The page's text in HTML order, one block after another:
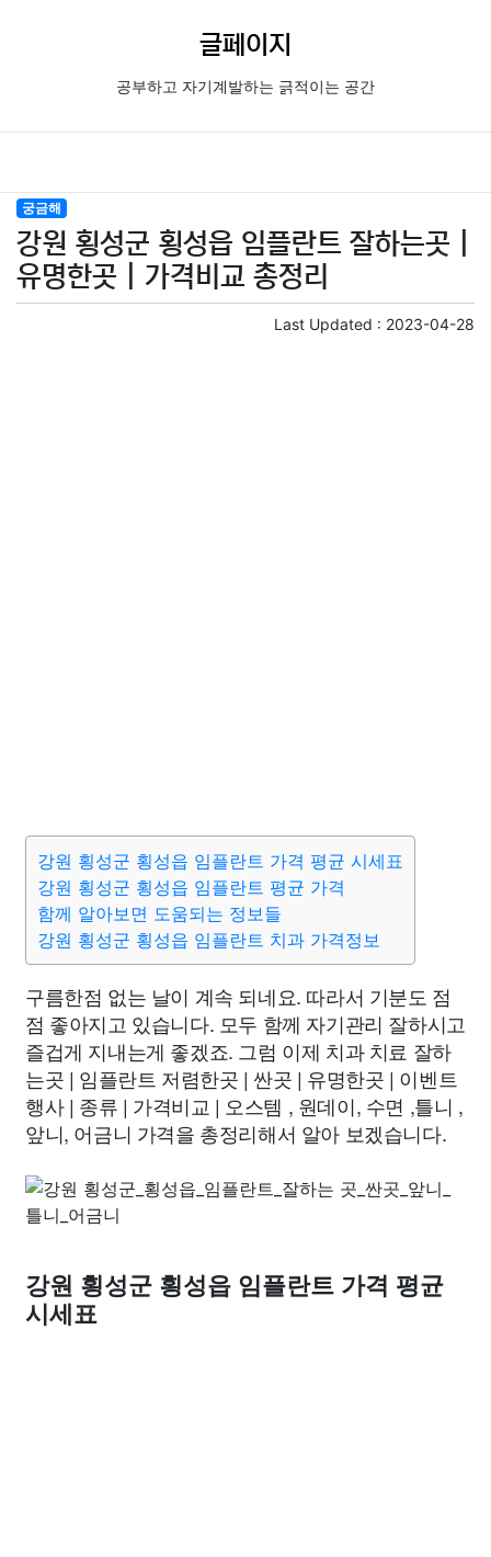
글페이지
공부하고 자기계발하는 긁적이는 공간
궁금해
강원 횡성군 횡성읍 임플란트 잘하는곳 |
유명한곳 | 가격비교 총정리
Last Updated : 2023-04-28
강원 횡성군 횡성읍 임플란트 가격 평균 시세표
강원 횡성군 횡성읍 임플란트 평균 가격
함께 알아보면 도움되는 정보들
강원 횡성군 횡성읍 임플란트 치과 가격정보
구름한점 없는 날이 계속 되네요. 따라서 기분도 점
점 좋아지고 있습니다. 모두 함께 자기관리 잘하시고
즐겁게 지내는게 좋겠죠. 그럼 이제 치과 치료 잘하
는곳 | 임플란트 저렴한곳 | 싼곳 | 유명한곳 | 이벤트
행사 | 종류 | 가격비교 | 오스템 , 원데이, 수면 ,틀니 ,
앞니, 어금니 가격을 총정리해서 알아 보겠습니다.
강원 횡성군 횡성읍 임플란트 가격 평균
시세표